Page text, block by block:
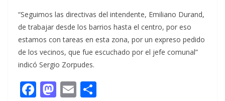
“Seguimos las directivas del intendente, Emiliano Durand,
de trabajar desde los barrios hasta el centro, por eso
estamos con tareas en esta zona, por un expreso pedido
de los vecinos, que fue escuchado por el jefe comunal”
indicó Sergio Zorpudes.
F M E